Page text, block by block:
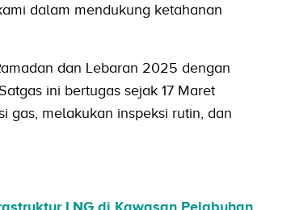
dalam mendukung ketahanan
dan Lebaran 2025 dengan
ini bertugas sejak 17 Maret
gas, melakukan inspeksi rutin, dan
LNG di Kawasan Pelabuhan